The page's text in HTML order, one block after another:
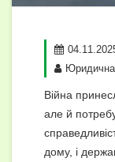
Війна
але й
дому, і